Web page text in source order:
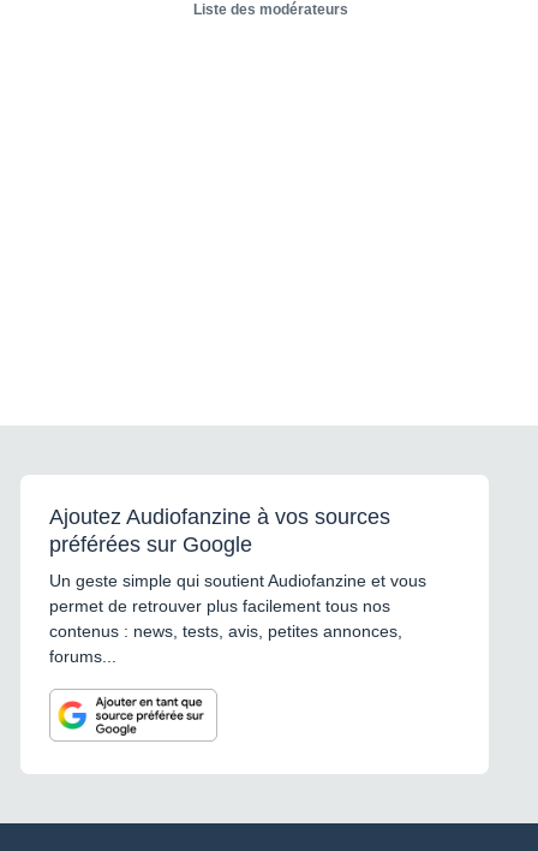
Liste des modérateurs
Ajoutez Audiofanzine à vos sources
préférées sur Google
Un geste simple qui soutient Audiofanzine et vous
permet de retrouver plus facilement tous nos
contenus : news, tests, avis, petites annonces,
forums...